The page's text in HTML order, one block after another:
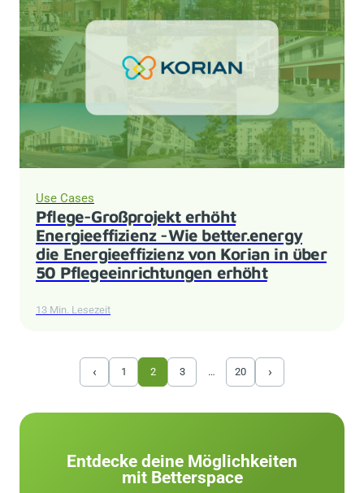
Use Cases
Pflege-Großprojekt erhöht
Energieeffizienz -Wie better.energy
die Energieeffizienz von Korian in über
50 Pflegeeinrichtungen erhöht
13 Min. Lesezeit
‹ 1 2 3 … 20 ›
Entdecke deine Möglichkeiten
mit Betterspace